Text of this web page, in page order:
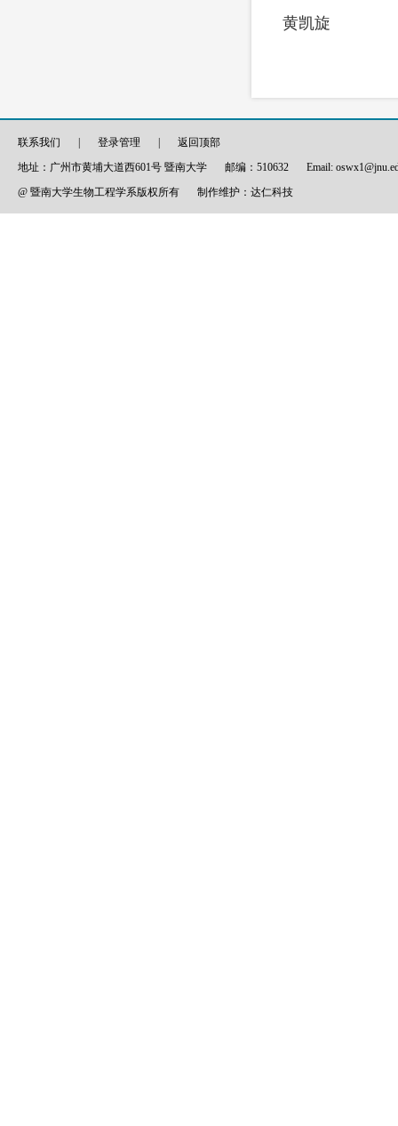
黄凯旋
联系我们 登录管理
返回顶部
地址：广州市黄埔大道西601号 暨南大学
邮编：510632
Email:
@ 暨南大学生物工程学系版权所有
制作维护： 达仁科技